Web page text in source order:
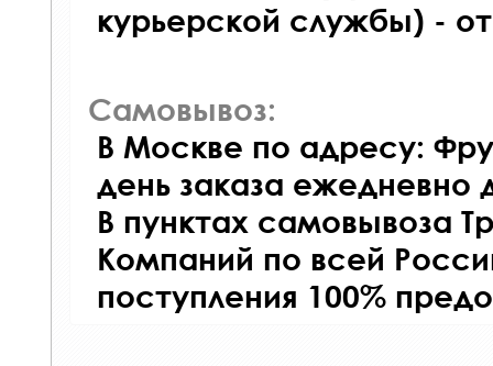
курьерской службы) -
Самовывоз:
В Москве по адресу:
день заказа ежедневно
В пунктах самовывоза
Компаний по всей
поступления 100%